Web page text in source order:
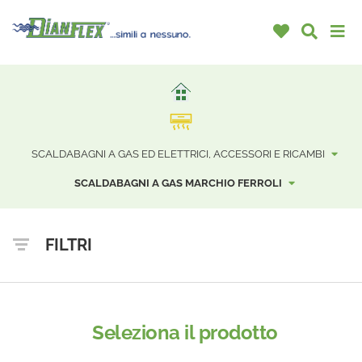
SCALDABAGNI A GAS ED ELETTRICI, ACCESSORI E RICAMBI
SCALDABAGNI A GAS MARCHIO FERROLI
FILTRI
Seleziona il prodotto